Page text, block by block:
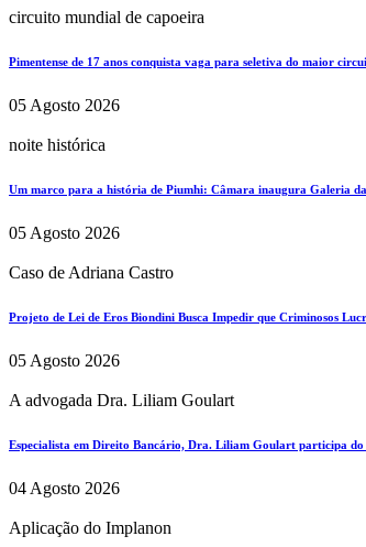
circuito mundial de capoeira
Pimentense de 17 anos conquista vaga para seletiva do maior
05 Agosto 2026
noite histórica
Um marco para a história de Piumhi: Câmara inaugura Galeria
05 Agosto 2026
Caso de Adriana Castro
Projeto de Lei de Eros Biondini Busca Impedir que Criminosos
05 Agosto 2026
A advogada Dra. Liliam Goulart
Especialista em Direito Bancário, Dra. Liliam Goulart participa
04 Agosto 2026
Aplicação do Implanon